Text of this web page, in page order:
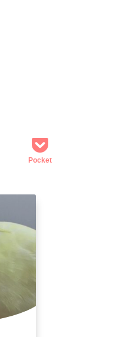
Pocket